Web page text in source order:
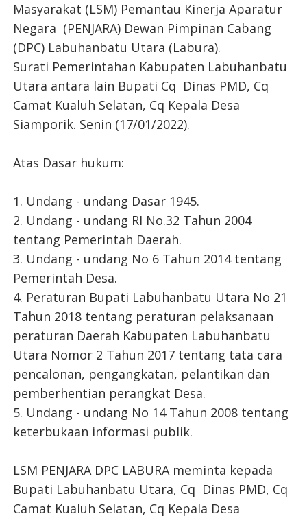
Masyarakat (LSM) Pemantau Kinerja Aparatur
Negara (PENJARA) Dewan Pimpinan Cabang
(DPC) Labuhanbatu Utara (Labura).
Surati Pemerintahan Kabupaten Labuhanbatu
Utara antara lain Bupati Cq Dinas PMD, Cq
Camat Kualuh Selatan, Cq Kepala Desa
Siamporik. Senin (17/01/2022).
Atas Dasar hukum:
1. Undang - undang Dasar 1945.
2. Undang - undang RI No.32 Tahun 2004
tentang Pemerintah Daerah.
3. Undang - undang No 6 Tahun 2014 tentang
Pemerintah Desa.
4. Peraturan Bupati Labuhanbatu Utara No 21
Tahun 2018 tentang peraturan pelaksanaan
peraturan Daerah Kabupaten Labuhanbatu
Utara Nomor 2 Tahun 2017 tentang tata cara
pencalonan, pengangkatan, pelantikan dan
pemberhentian perangkat Desa.
5. Undang - undang No 14 Tahun 2008 tentang
keterbukaan informasi publik.
LSM PENJARA DPC LABURA meminta kepada
Bupati Labuhanbatu Utara, Cq Dinas PMD, Cq
Camat Kualuh Selatan, Cq Kepala Desa